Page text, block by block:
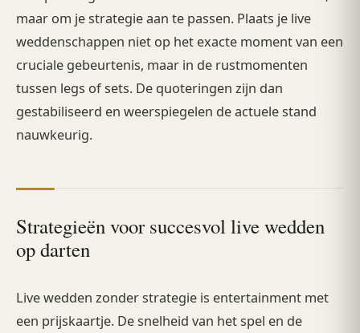
maar om je strategie aan te passen. Plaats je live
weddenschappen niet op het exacte moment van een
cruciale gebeurtenis, maar in de rustmomenten
tussen legs of sets. De quoteringen zijn dan
gestabiliseerd en weerspiegelen de actuele stand
nauwkeurig.
Strategieën voor succesvol live wedden
op darten
Live wedden zonder strategie is entertainment met
een prijskaartje. De snelheid van het spel en de